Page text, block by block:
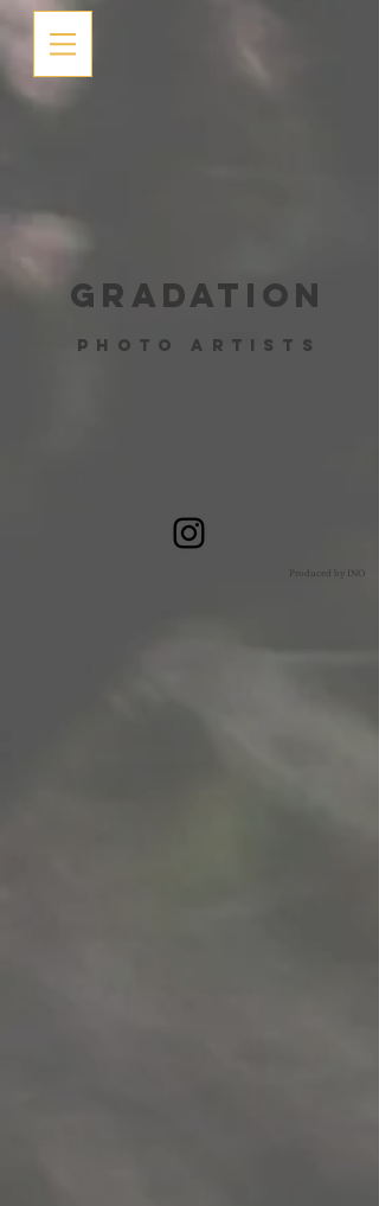
Gradation
​Photo Artists
​Produced by INO